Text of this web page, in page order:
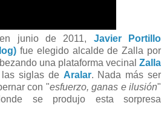
junio de 2011, Javier Portillo
fue elegido alcalde de Zalla por
una plataforma vecinal Zalla
siglas de Aralar. Nada más ser
con "esfuerzo, ganas e ilusión"
se produjo esta sorpresa